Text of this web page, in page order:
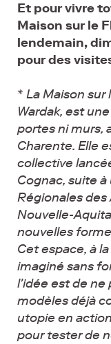
Et pour vivre
Maison sur le
lendemain,
pour des
*La Maison sur
Wardak, est
portes ni murs,
Charente. Elle
collective
Cognac, suite
Régionales des
Nouvelle-
nouvelles
Cet espace, à
imaginé sans
l'idée est de ne
modèles déjà
utopie en
pour tester de